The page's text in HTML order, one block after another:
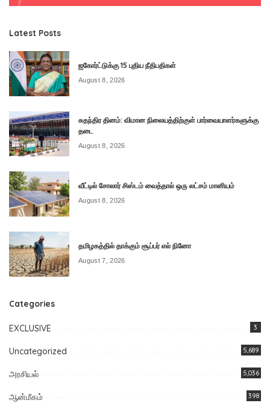
Latest Posts
ஐகோர்ட்டுக்கு 15 புதிய நீதிபதிகள்
August 8, 2026
சுதந்திர தினம்: விமான நிலையத்திற்குள் பார்வையாளர்களுக்கு
தடை
August 8, 2026
வீட்டில் சோலார் சிஸ்டம் வைத்தால் ஒரு லட்சம் மானியம்
August 8, 2026
தமிழகத்தில் தாக்கும் சூப்பர் எல் நினோ
August 7, 2026
Categories
EXCLUSIVE 3
Uncategorized 5,689
அரசியல் 5,036
ஆன்மீகம் 398